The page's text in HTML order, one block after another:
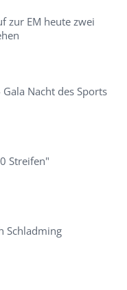
zur EM heute zwei
Nacht des Sports
Streifen"
Schladming